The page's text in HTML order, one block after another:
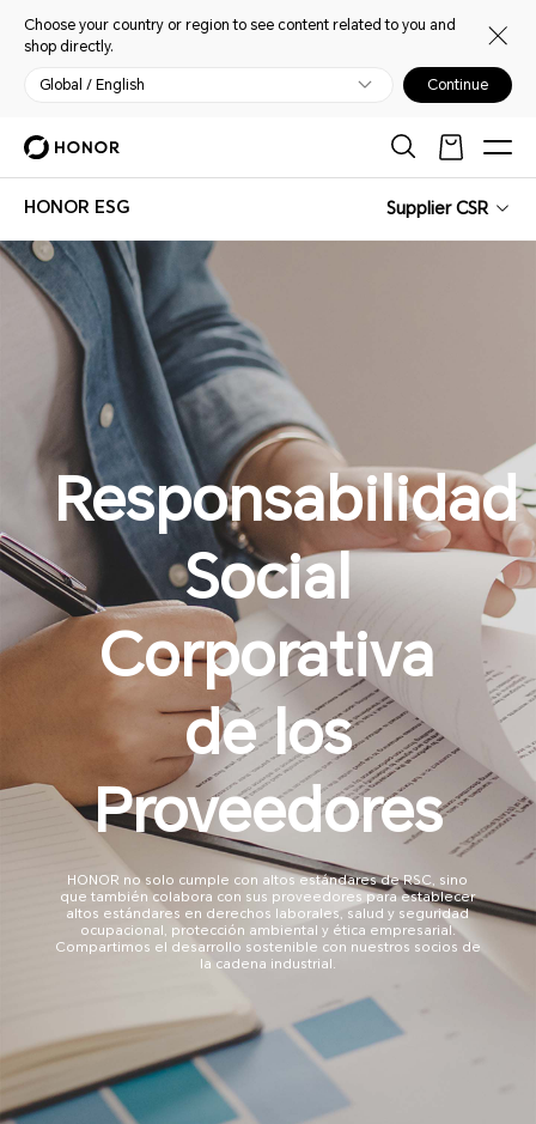
Choose your country or region to see content related to you and
shop directly.
Global / English Continue
HONOR ESG Supplier CSR
Responsabilidad
Social
Corporativa
de los
Proveedores
HONOR no solo cumple con altos estándares de RSC, sino
que también colabora con sus proveedores para establecer
altos estándares en derechos laborales, salud y seguridad
ocupacional, protección ambiental y ética empresarial.
Compartimos el desarrollo sostenible con nuestros socios de
la cadena industrial.